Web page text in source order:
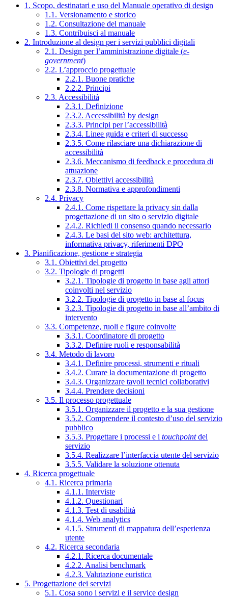
1. Scopo, destinatari e uso del Manuale operativo di design
1.1. Versionamento e storico
1.2. Consultazione del manuale
1.3. Contribuisci al manuale
2. Introduzione al design per i servizi pubblici digitali
2.1. Design per l’amministrazione digitale (e-
government)
2.2. L’approccio progettuale
2.2.1. Buone pratiche
2.2.2. Principi
2.3. Accessibilità
2.3.1. Definizione
2.3.2. Accessibilità by design
2.3.3. Principi per l’accessibilità
2.3.4. Linee guida e criteri di successo
2.3.5. Come rilasciare una dichiarazione di
accessibilità
2.3.6. Meccanismo di feedback e procedura di
attuazione
2.3.7. Obiettivi accessibilità
2.3.8. Normativa e approfondimenti
2.4. Privacy
2.4.1. Come rispettare la privacy sin dalla
progettazione di un sito o servizio digitale
2.4.2. Richiedi il consenso quando necessario
2.4.3. Le basi del sito web: architettura,
informativa privacy, riferimenti DPO
3. Pianificazione, gestione e strategia
3.1. Obiettivi del progetto
3.2. Tipologie di progetti
3.2.1. Tipologie di progetto in base agli attori
coinvolti nel servizio
3.2.2. Tipologie di progetto in base al focus
3.2.3. Tipologie di progetto in base all’ambito di
intervento
3.3. Competenze, ruoli e figure coinvolte
3.3.1. Coordinatore di progetto
3.3.2. Definire ruoli e responsabilità
3.4. Metodo di lavoro
3.4.1. Definire processi, strumenti e rituali
3.4.2. Curare la documentazione di progetto
3.4.3. Organizzare tavoli tecnici collaborativi
3.4.4. Prendere decisioni
3.5. Il processo progettuale
3.5.1. Organizzare il progetto e la sua gestione
3.5.2. Comprendere il contesto d’uso del servizio
pubblico
3.5.3. Progettare i processi e i touchpointdel
servizio
3.5.4. Realizzare l’interfaccia utente del servizio
3.5.5. Validare la soluzione ottenuta
4. Ricerca progettuale
4.1. Ricerca primaria
4.1.1. Interviste
4.1.2. Questionari
4.1.3. Test di usabilità
4.1.4. Web analytics
4.1.5. Strumenti di mappatura dell’esperienza
utente
4.2. Ricerca secondaria
4.2.1. Ricerca documentale
4.2.2. Analisi benchmark
4.2.3. Valutazione euristica
5. Progettazione dei servizi
5.1. Cosa sono i servizi e il service design